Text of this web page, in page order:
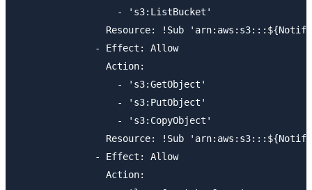
                  - 's3:ListBucket'
Resource: !Sub
              - Effect: Allow
                Action:
                  - 's3:GetObject'
                  - 's3:PutObject'
                  - 's3:CopyObject'
Resource: !Sub
              - Effect: Allow
                Action: